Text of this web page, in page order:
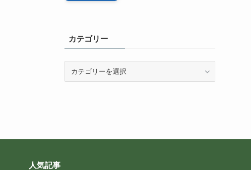
カテゴリー
人気記事